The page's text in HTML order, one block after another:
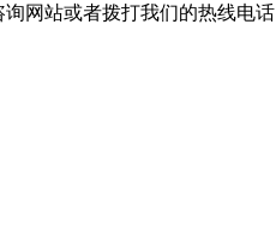
网站或者拨打我们的热线电话